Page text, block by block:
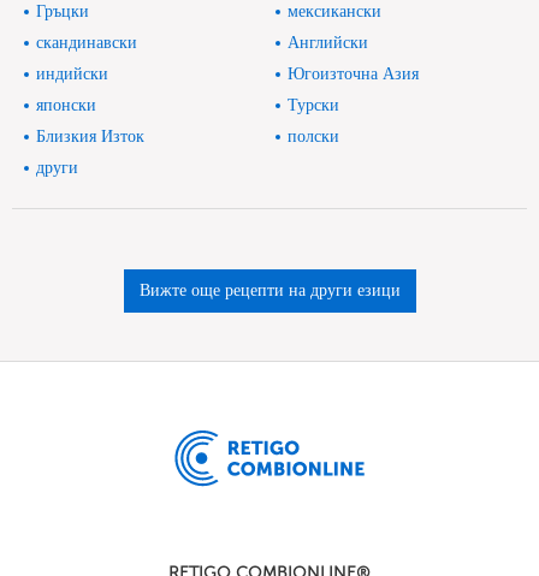
Гръцки
мексикански
скандинавски
Английски
индийски
Югоизточна Азия
японски
Турски
Близкия Изток
полски
други
Вижте още рецепти на други езици